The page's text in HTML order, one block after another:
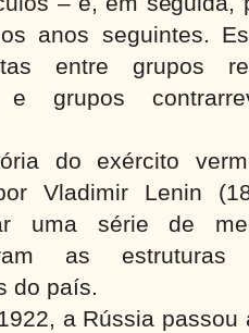
anos seguintes.
entre grupos
e grupos
do exército
Vladimir Lenin
uma série de
as
do país.
a Rússia